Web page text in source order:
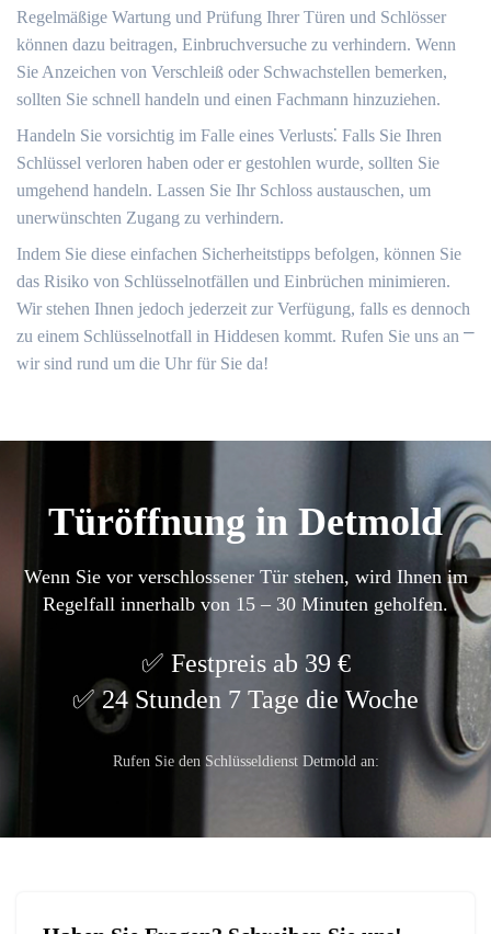
Regelmäßige Wartung und Prüfung Ihrer Türen und Schlösser
können dazu beitragen, Einbruchversuche zu verhindern.​ Wenn
Sie Anzeichen von Verschleiß oder Schwachstellen bemerken,
sollten Sie schnell handeln und einen Fachmann hinzuziehen.​
Handeln Sie vorsichtig im Falle eines Verlusts⁚ Falls Sie Ihren
Schlüssel verloren haben oder er gestohlen wurde, sollten Sie
umgehend handeln.​ Lassen Sie Ihr Schloss austauschen, um
unerwünschten Zugang zu verhindern.​
Indem Sie diese einfachen Sicherheitstipps befolgen, können Sie
das Risiko von Schlüsselnotfällen und Einbrüchen minimieren.​
Wir stehen Ihnen jedoch jederzeit zur Verfügung, falls es dennoch
zu einem Schlüsselnotfall in Hiddesen kommt.​ Rufen Sie uns an ⎻
wir sind rund um die Uhr für Sie da!​
Türöffnung in Detmold
Wenn Sie vor verschlossener Tür stehen, wird Ihnen im
Regelfall innerhalb von 15 – 30 Minuten geholfen.
Festpreis ab 39 €
24 Stunden 7 Tage die Woche
Rufen Sie den Schlüsseldienst Detmold an: